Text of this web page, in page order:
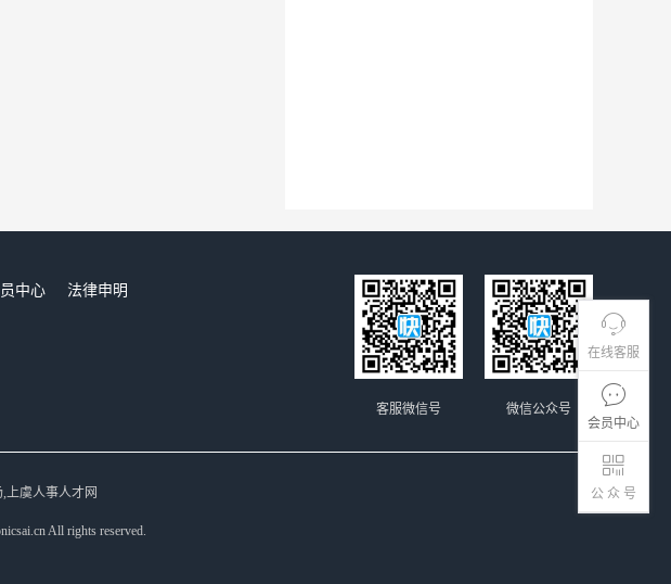
在线客服
会员中心
公 众 号
中心
法律申明
微信公众号
客服微信号
上虞人事人才网
All rights reserved.